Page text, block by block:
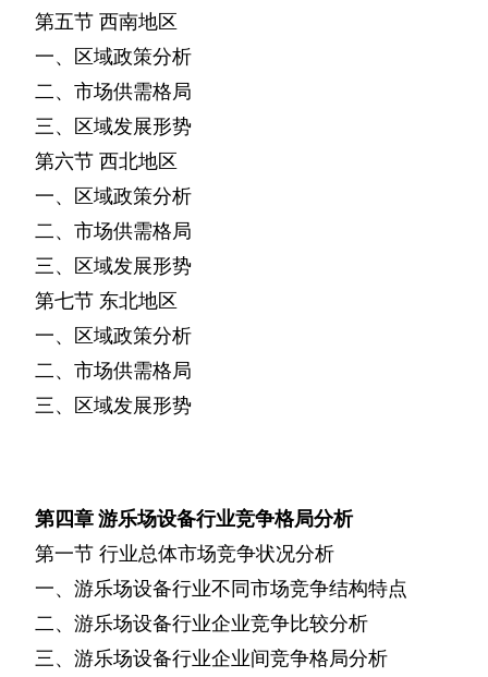
第五节 西南地区
一、区域政策分析
二、市场供需格局
三、区域发展形势
第六节 西北地区
一、区域政策分析
二、市场供需格局
三、区域发展形势
第七节 东北地区
一、区域政策分析
二、市场供需格局
三、区域发展形势
第四章游乐场设备行业竞争格局分析
第一节 行业总体市场竞争状况分析
一、游乐场设备行业不同市场竞争结构特点
二、游乐场设备行业企业竞争比较分析
三、游乐场设备行业企业间竞争格局分析